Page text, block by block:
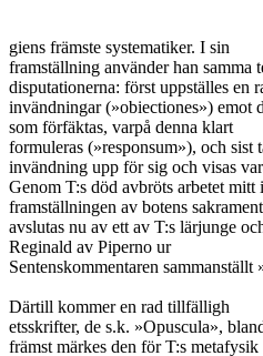
giens främste systematiker. I sin
framställning använder han samma
disputationerna: först uppställes en
invändningar (»obiectiones») emot
som förfäktas, varpå denna klart
formuleras (»responsum»), och sist
invändning upp för sig och visas
Genom T:s död avbröts arbetet mitt i
framställningen av botens
avslutas nu av ett av T:s lärjunge
Reginald av Piperno ur
Sentenskommentaren sammanställt
Därtill kommer en rad tillfälligh
etsskrifter, de s.k. »Opuscula»,
främst märkes den för T:s metafysik